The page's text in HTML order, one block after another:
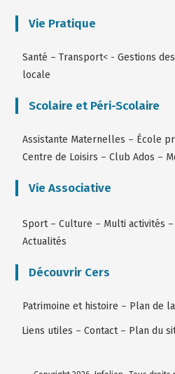
Vie Pratique
Santé –Transport< -Gestions
locale
Scolaire et Péri-Scolaire
Assistante Maternelles – École
Centre de Loisirs –Club Ados –
Vie Associative
Sport –Culture – Multi activités –
Actualités
Découvrir Cers
Patrimoine et histoire – Plan de
Liens utiles –Contact– Plan du